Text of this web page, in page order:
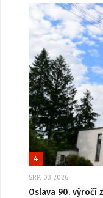
4
SRP, 03 2026
Oslava 90. výročí